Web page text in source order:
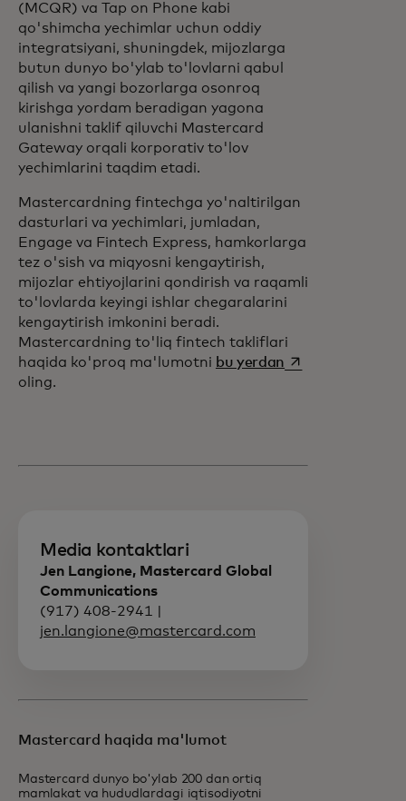
(MCQR) va Tap on Phone kabi
qo'shimcha yechimlar uchun oddiy
integratsiyani, shuningdek, mijozlarga
butun dunyo bo'ylab to'lovlarni qabul
qilish va yangi bozorlarga osonroq
kirishga yordam beradigan yagona
ulanishni taklif qiluvchi Mastercard
Gateway orqali korporativ to'lov
yechimlarini taqdim etadi.
Mastercardning fintechga yo'naltirilgan
dasturlari va yechimlari, jumladan,
Engage va Fintech Express, hamkorlarga
tez o'sish va miqyosni kengaytirish,
mijozlar ehtiyojlarini qondirish va raqamli
to'lovlarda keyingi ishlar chegaralarini
kengaytirish imkonini beradi.
Mastercardning to'liq fintech takliflari
haqida ko'proq ma'lumotni bu yerdan opens in a new
oling.
Media kontaktlari
Jen Langione, Mastercard Global
Communications
(917) 408-2941 |
jen.langione@mastercard.com
Mastercard haqida ma'lumot
Mastercard dunyo bo'ylab 200 dan ortiq
mamlakat va hududlardagi iqtisodiyotni